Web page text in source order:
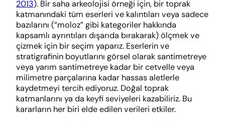
2013). Bir saha arkeolojisi örneği için, bir toprak
katmanındaki tüm eserleri ve kalıntıları veya sadece
bazılarını (“moloz” gibi kategoriler hakkında
kapsamlı ayrıntıları dışarıda bırakarak) ölçmek ve
çizmek için bir seçim yaparız. Eserlerin ve
stratigrafinin boyutlarını görsel olarak santimetreye
veya yarım santimetreye kadar bir cetvelle veya
milimetre parçalarına kadar hassas aletlerle
kaydetmeyi tercih ediyoruz. Doğal toprak
katmanlarını ya da keyfi seviyeleri kazabiliriz. Bu
kararların her biri elde edilen verileri etkiler.